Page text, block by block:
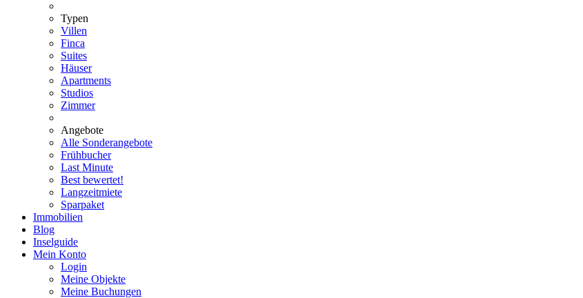
Typen
Villen
Finca
Suites
Häuser
Apartments
Studios
Zimmer
Angebote
Alle Sonderangebote
Frühbucher
Last Minute
Best bewertet!
Langzeitmiete
Sparpaket
Immobilien
Blog
Inselguide
Mein Konto
Login
Meine Objekte
Meine Buchungen